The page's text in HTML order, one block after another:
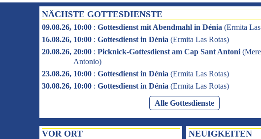
NÄCHSTE GOTTESDIENSTE
09.08.26, 10:00 : Gottesdienst mit Abendmahl in Dénia (Ermita
16.08.26, 10:00 : Gottesdienst in Dénia (Ermita Las Rotas)
20.08.26, 20:00 : Picknick-Gottesdienst am Cap Sant Antoni (
Antonio)
23.08.26, 10:00 : Gottesdienst in Dénia (Ermita Las Rotas)
30.08.26, 10:00 : Gottesdienst in Dénia (Ermita Las Rotas)
Alle Gottesdienste
VOR ORT NEUIGKEITEN